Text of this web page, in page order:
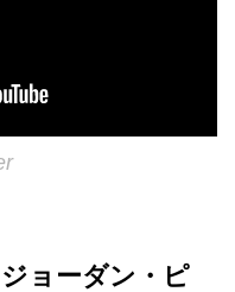
ョーダン・ピ